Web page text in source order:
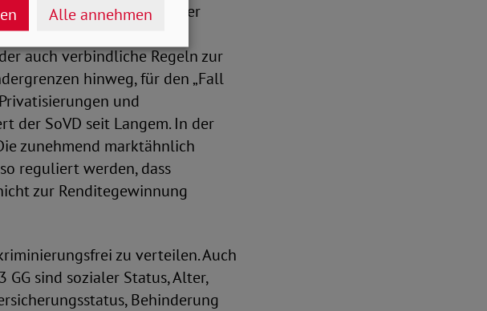
steht in der
für
auch verbindliche Regeln zur
hinweg, für den „Fall
und
der SoVD seit Langem. In der
zunehmend marktähnlich
reguliert werden, dass
zur Renditegewinnung
zu verteilen. Auch
GG sind sozialer Status, Alter,
Behinderung
Alle annehmen